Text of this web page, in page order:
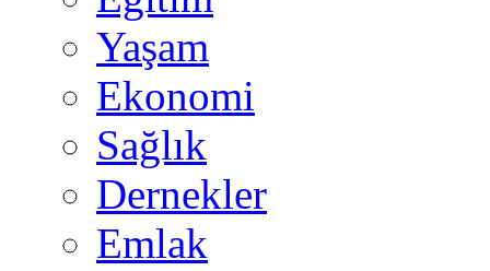
Yaşam
Ekonomi
Sağlık
Dernekler
Emlak